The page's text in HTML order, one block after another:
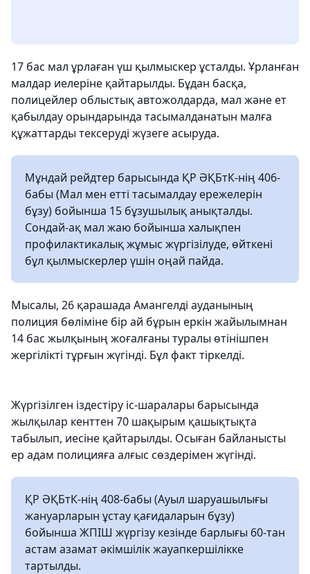
17 бас мал ұрлаған үш қылмыскер ұсталды. Ұрланған
малдар иелеріне қайтарылды. Бұдан басқа,
полицейлер облыстық автожолдарда, мал және ет
қабылдау орындарында тасымалданатын малға
құжаттарды тексеруді жүзеге асыруда.
Мұндай рейдтер барысында ҚР ӘҚБтК-нің 406-
бабы (Мал мен етті тасымалдау ережелерін
бұзу) бойынша 15 бұзушылық анықталды.
Сондай-ақ мал жаю бойынша халықпен
профилактикалық жұмыс жүргізілуде, өйткені
бұл қылмыскерлер үшін оңай пайда.
Мысалы, 26 қарашада Амангелді ауданының
полиция бөліміне бір ай бұрын еркін жайылымнан
14 бас жылқының жоғалғаны туралы өтінішпен
жергілікті тұрғын жүгінді. Бұл факт тіркелді.
Жүргізілген іздестіру іс-шаралары барысында
жылқылар кенттен 70 шақырым қашықтықта
табылып, иесіне қайтарылды. Осыған байланысты
ер адам полицияға алғыс сөздерімен жүгінді.
ҚР ӘҚБтК-нің 408-бабы (Ауыл шаруашылығы
жануарларын ұстау қағидаларын бұзу)
бойынша ЖПІШ жүргізу кезінде барлығы 60-тан
астам азамат әкімшілік жауапкершілікке
тартылды.